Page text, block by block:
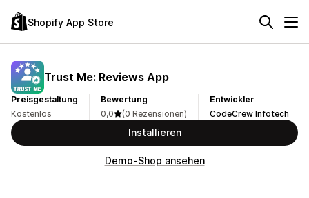
Shopify App Store
Trust Me: Reviews App
Preisgestaltung
Kostenlos
Bewertung
0,0
(0 Rezensionen)
Entwickler
CodeCrew Infotech
Installieren
Demo-Shop ansehen